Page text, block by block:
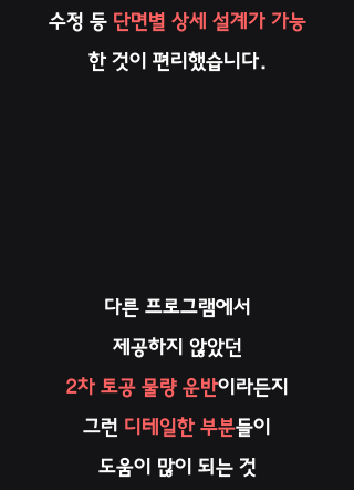
수정 등 단면별 상세 설계가 가능
한 것이 편리했습니다.
다른 프로그램에서
제공하지 않았던
2차 토공 물량 운반이라든지
그런 디테일한 부분들이
도움이 많이 되는 것